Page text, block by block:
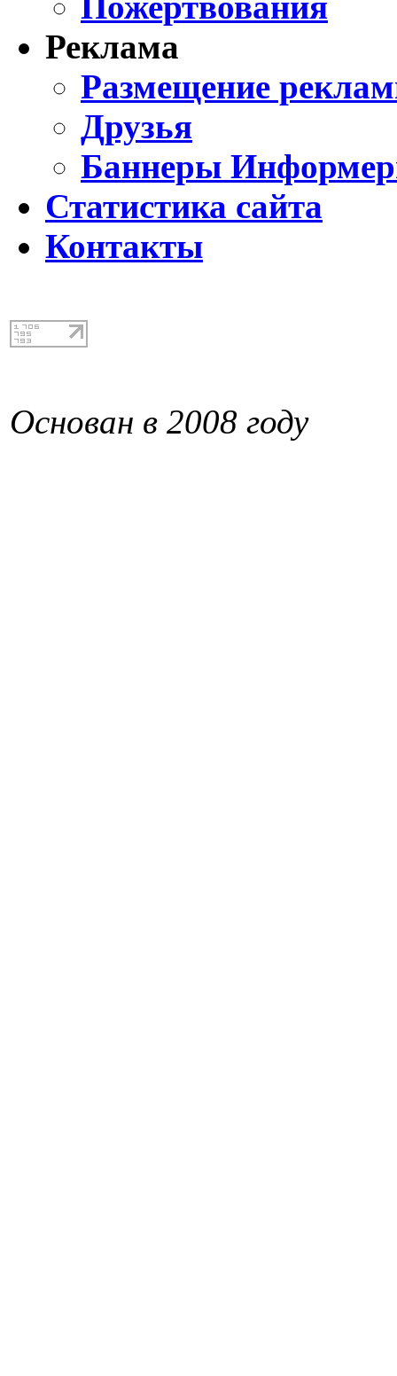
Реклама
Размещение
Друзья
Баннеры
Статистика сайта
Контакты
Основан в 2008 году